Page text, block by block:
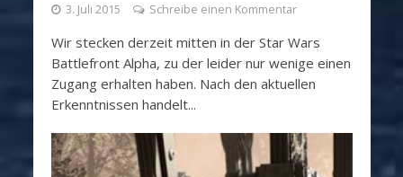
3. Juli 2015 Schreibe einen Kommentar
Wir stecken derzeit mitten in der Star Wars
Battlefront Alpha, zu der leider nur wenige einen
Zugang erhalten haben. Nach den aktuellen
Erkenntnissen handelt...